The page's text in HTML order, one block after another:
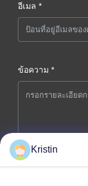
อีเมล *
ข้อความ *
Kristin